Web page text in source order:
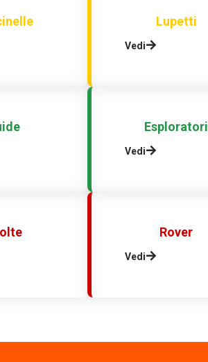
Lupetti
Vedi
Esploratori
Vedi
Rover
Vedi